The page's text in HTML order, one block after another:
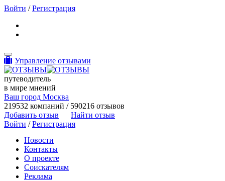
Войти /Регистрация
Toggle navigation
Управление отзывами
путеводитель
в мире мнений
Ваш город Москва
219532 компаний / 590216 отзывов
Добавить отзыв
Найти отзыв
Войти /Регистрация
Новости
Контакты
О проекте
Соискателям
Реклама